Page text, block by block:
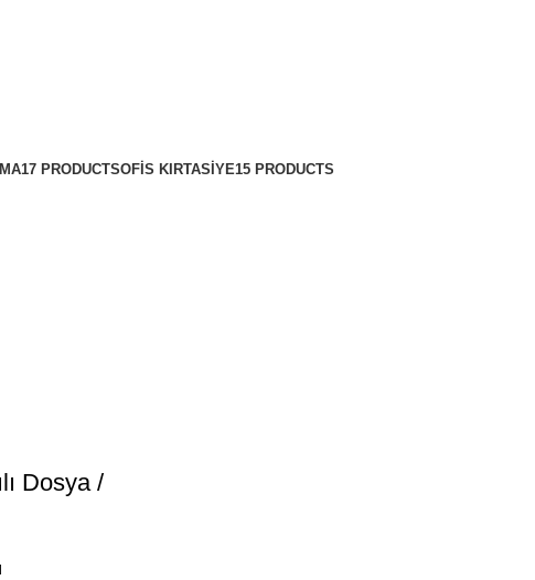
17 PRODUCTSOFIS KIRTASIYE15 PRODUCTS
Dosya /